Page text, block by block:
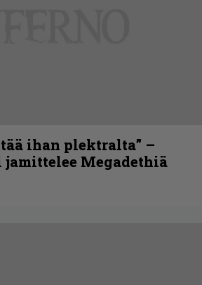
ihan plektralta” –
Megadethiä